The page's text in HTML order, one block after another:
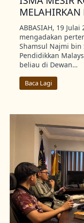
ABBASIAH, 19
mengadakan
Shamsul Najmi
Pendidikkan
beliau di Dewan…
Baca Lagi